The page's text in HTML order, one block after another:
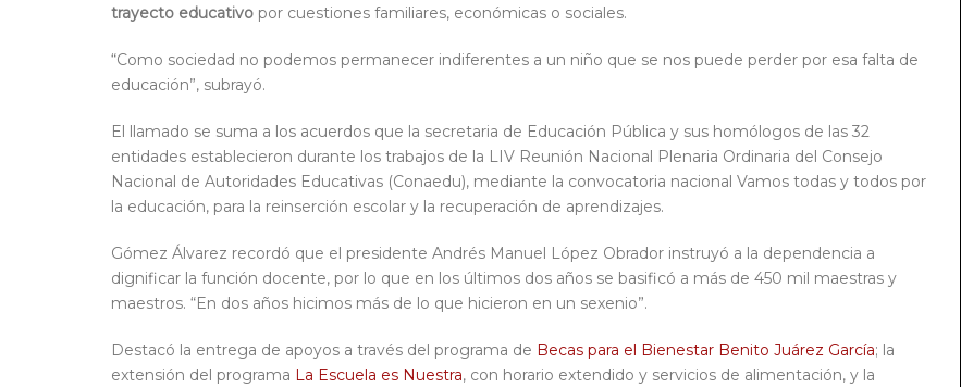
trayecto educativo por cuestiones familiares, económicas o sociales.
“Como sociedad no podemos permanecer indiferentes a un niño que se nos puede perder por esa falta de
educación”, subrayó.
El llamado se suma a los acuerdos que la secretaria de Educación Pública y sus homólogos de las 32
entidades establecieron durante los trabajos de la LIV Reunión Nacional Plenaria Ordinaria del Consejo
Nacional de Autoridades Educativas (Conaedu), mediante la convocatoria nacional Vamos todas y todos por
la educación, para la reinserción escolar y la recuperación de aprendizajes.
Gómez Álvarez recordó que el presidente Andrés Manuel López Obrador instruyó a la dependencia a
dignificar la función docente, por lo que en los últimos dos años se basificó a más de 450 mil maestras y
maestros. “En dos años hicimos más de lo que hicieron en un sexenio”.
Destacó la entrega de apoyos a través del programa de Becas para el Bienestar Benito Juárez García; la
extensión del programa La Escuela es Nuestra, con horario extendido y servicios de alimentación, y la